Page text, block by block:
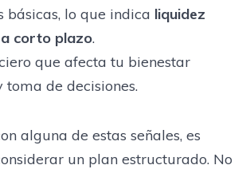
básicas, lo que indica liquidez
corto plazo.
que afecta tu bienestar
toma de decisiones.
alguna de estas señales, es
un plan estructurado. No